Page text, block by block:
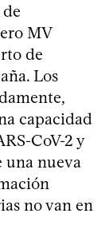
MV
de
Los
capacidad
y
una nueva
no van en